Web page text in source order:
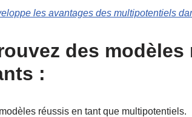
les avantages des multipotentiels
des
:
réussis en tant que multipotentiels.